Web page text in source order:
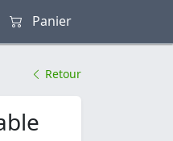
Panier
Retour